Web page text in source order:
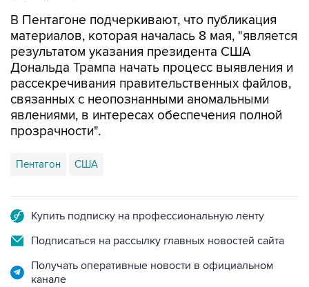
В Пентагоне подчеркивают, что публикация
материалов, которая началась 8 мая, "является
результатом указания президента США
Дональда Трампа начать процесс выявления и
рассекречивания правительственных файлов,
связанных с неопознанными аномальными
явлениями, в интересах обеспечения полной
прозрачности".
Пентагон США
Купить подписку на профессиональную ленту
Подписаться на рассылку главных новостей сайта
Получать оперативные новости в официальном
канале